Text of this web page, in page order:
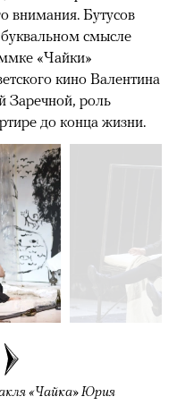
внимания. Бутусов
смысле
«Чайки»
кино Валентина
Заречной, роль
до конца жизни.
«Чайка» Юрия